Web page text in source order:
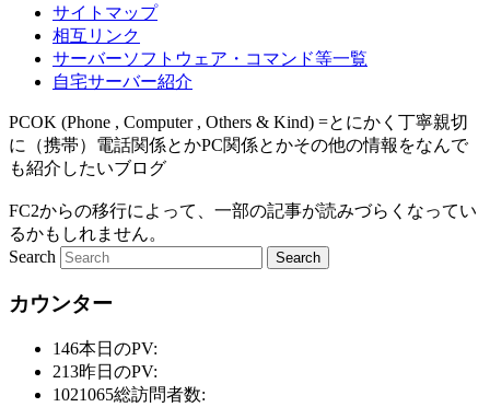
サイトマップ
相互リンク
サーバーソフトウェア・コマンド等一覧
自宅サーバー紹介
PCOK (Phone , Computer , Others & Kind) =とにかく丁寧親切
に（携帯）電話関係とかPC関係とかその他の情報をなんで
も紹介したいブログ
FC2からの移行によって、一部の記事が読みづらくなってい
るかもしれません。
Search
カウンター
146本日のPV:
213昨日のPV:
1021065総訪問者数: